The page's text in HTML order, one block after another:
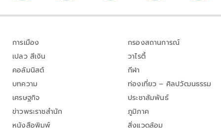
การเมือง
เปลว สีเงิน
คอลัมนิสต์
บทความ
เศรษฐกิจ
ข่าวพระราชสำนัก
หนังสือพิมพ์
กรองสถานการณ์
วาไรตี้
กีฬา
ท่องเที่ยว – ศิลปวัฒนธรรม
ประชาสัมพันธ์
ภูมิภาค
สิ่งแวดล้อม